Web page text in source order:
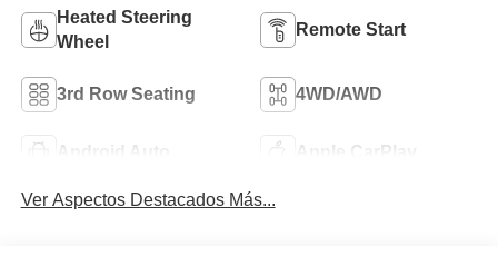
Heated Steering
Wheel
Remote Start
3rd Row Seating 4WD/AWD
Android Auto Apple CarPlay
Ver Aspectos Destacados Más...